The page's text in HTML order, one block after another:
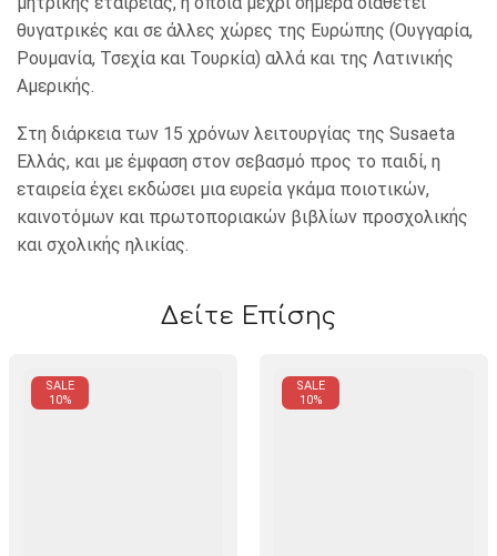
θυγατρικές και σε άλλες χώρες της Ευρώπης (Ουγγαρία,
Ρουμανία, Τσεχία και Τουρκία) αλλά και της Λατινικής
Αμερικής.
Στη διάρκεια των 15 χρόνων λειτουργίας της Susaeta
Ελλάς, και με έμφαση στον σεβασμό προς το παιδί, η
εταιρεία έχει εκδώσει μια ευρεία γκάμα ποιοτικών,
καινοτόμων και πρωτοποριακών βιβλίων προσχολικής
και σχολικής ηλικίας.
Δείτε Επίσης
SALE
10%
SALE
10%